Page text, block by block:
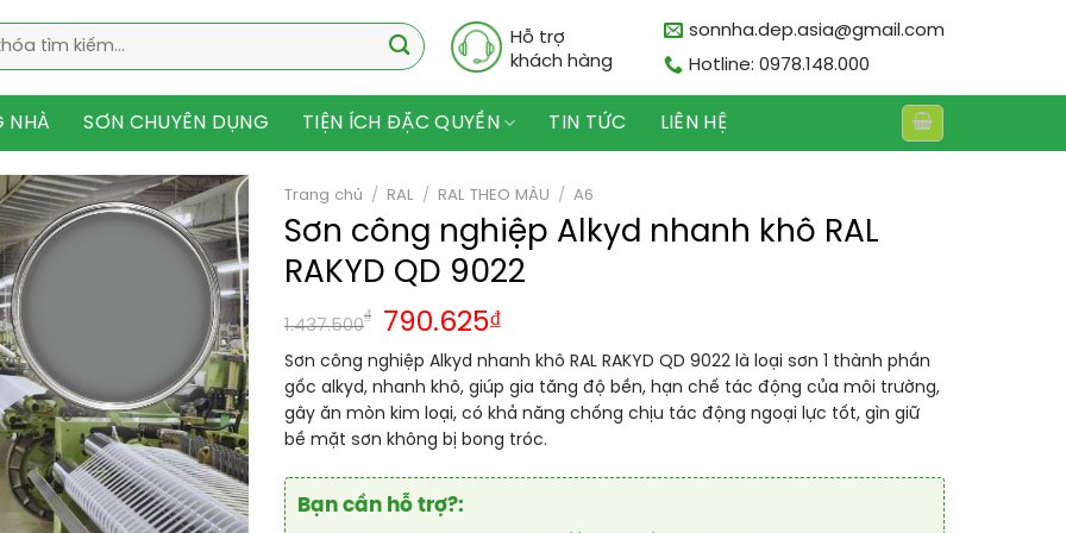
Hỗ trợ
khách hàng
sonnha.dep.asia@gmail.com
Hotline: 0978.148.000
NHÀ SƠN CHUYÊN DỤNG TIỆN ÍCH ĐẶC QUYỀN TIN TỨC LIÊN HỆ
Trang chủ / RAL / RAL THEO MÀU / A6
Sơn công nghiệp Alkyd nhanh khô RAL
RAKYD QD 9022
1.437.500
₫ 790.625₫
Sơn công nghiệp Alkyd nhanh khô RAL RAKYD QD 9022 là loại sơn 1 thành phần
gốc alkyd, nhanh khô, giúp gia tăng độ bền, hạn chế tác động của môi trường,
gây ăn mòn kim loại, có khả năng chống chịu tác động ngoại lực tốt, gìn giữ
bề mặt sơn không bị bong tróc.
Bạn cần hỗ trợ?: